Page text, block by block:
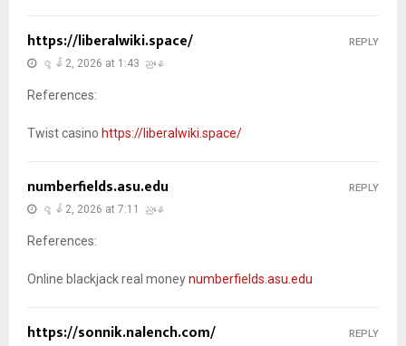
https://liberalwiki.space/
ဇွန် 2, 2026 at 1:43 ညနေ
References:
Twist casino https://liberalwiki.space/
REPLY
numberfields.asu.edu
ဇွန် 2, 2026 at 7:11 ညနေ
References:
Online blackjack real moneynumberfields.asu.edu
REPLY
https://sonnik.nalench.com/ REPLY